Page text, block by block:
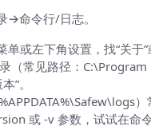
命令行/日志。
或左下角设置，找“关
（常见路径：
”。
或 -v 参数，试试在命